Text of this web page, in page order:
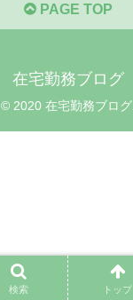
PAGE TOP
在宅勤務ブログ
© 2020 在宅勤務ブログ.
検索 トップ